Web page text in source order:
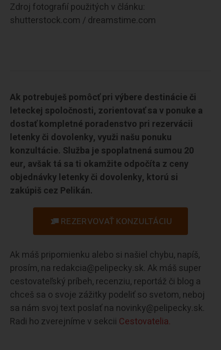
Zdroj fotografií použitých v článku:
shutterstock.com / dreamstime.com
Ak potrebuješ pomôcť pri výbere destinácie či
leteckej spoločnosti, zorientovať sa v ponuke a
dostať kompletné poradenstvo pri rezervácii
letenky či dovolenky, využi našu ponuku
konzultácie. Služba je spoplatnená sumou 20
eur, avšak tá sa ti okamžite odpočíta z ceny
objednávky letenky či dovolenky, ktorú si
zakúpiš cez Pelikán.
REZERVOVAŤ KONZULTÁCIU
Ak máš pripomienku alebo si našiel chybu, napíš,
prosím, na redakcia@pelipecky.sk. Ak máš super
cestovateľský príbeh, recenziu, reportáž či blog a
chceš sa o svoje zážitky podeliť so svetom, neboj
sa nám svoj text poslať na novinky@pelipecky.sk.
Radi ho zverejníme v sekcii Cestovatelia.